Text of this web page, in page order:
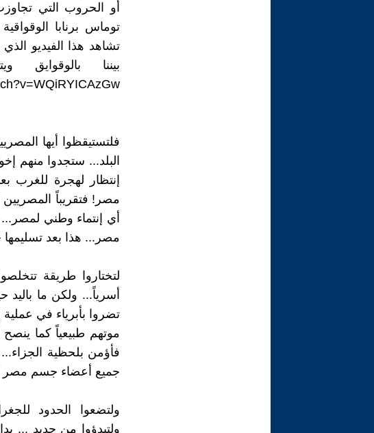
أو الحروب التي
تشاهد هذا الفيديو
بيننا
فلتستيقظوا أيها
البلد... ستجدوا
إنتظار لهجرة للغرب
مصر! فتقريباً
أي إنتماء وطني
مصر... هذا بعد تسليمها
لتختاروا طريقة
أسرياً... ولكن ما
تضروا بأبرياء في
موتهم طبيعياً كما ينصح
فأؤمن بلحظية
جميع أعضاء جسم مصر
ولتضعوا الحدود
ولتبدؤوا من جديد ...